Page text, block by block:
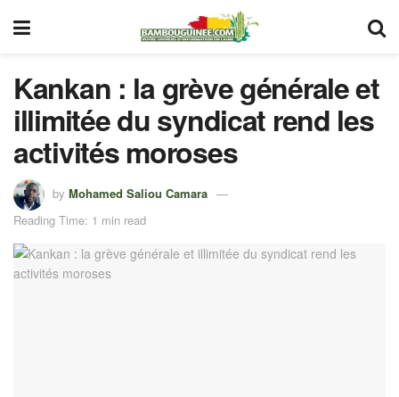
Kankan : la grève générale et
illimitée du syndicat rend les
activités moroses
by Mohamed Saliou Camara
Reading Time: 1 min read